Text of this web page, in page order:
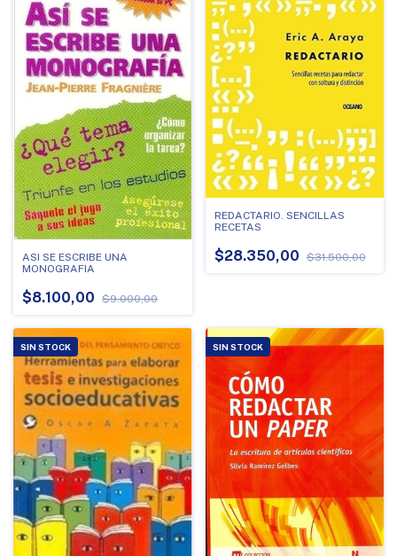
ASI SE ESCRIBE UNA
MONOGRAFIA
$8.100,00 $9.000,00
REDACTARIO. SENCILLAS
RECETAS
$28.350,00 $31.500,00
SIN STOCK SIN STOCK